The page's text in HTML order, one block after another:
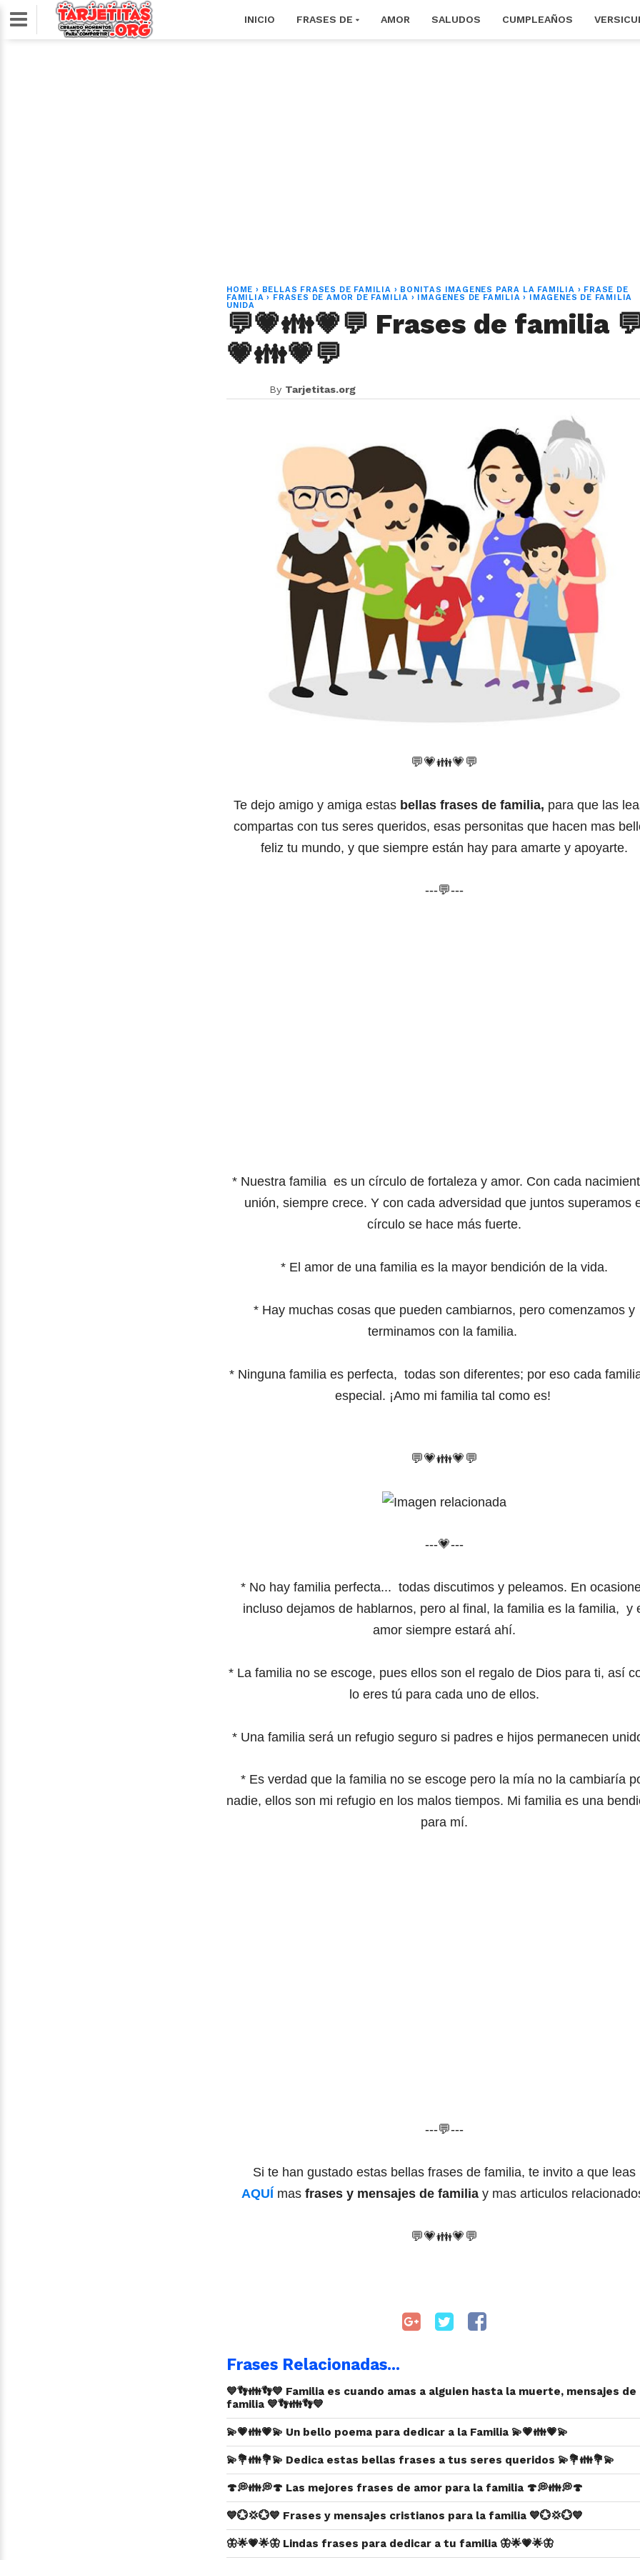
INICIO FRASES DE AMOR SALUDOS CUMPLEAÑOS
HOME › BELLAS FRASES DE FAMILIA › BONITAS IMAGENES PARA LA FAMILIA › FRASE DE
FAMILIA › FRASES DE AMOR DE FAMILIA › IMAGENES DE FAMILIA ›
IMAGENES DE FAMILIA
UNIDA
💬💗👪💗💬 Frases de familia
💗👪💗💬
By Tarjetitas.org
💬💗👪💗 💬
Te dejo amigo y amiga estas bellas frases de familia, para que las
compartas con tus seres queridos, esas personitas que hacen mas
feliz tu mundo, y que siempre están hay para amarte y apoyarte.
---💬---
* Nuestra familia es un círculo de fortaleza y amor. Con cada
unión, siempre crece. Y con cada adversidad que juntos superamos
círculo se hace más fuerte.
* El amor de una familia es la mayor bendición de la vida.
* Hay muchas cosas que pueden cambiarnos, pero comenzamos y
terminamos con la familia.
* Ninguna familia es perfecta, todas son diferentes; por eso cada
especial. ¡Amo mi familia tal como es!
💬💗👪💗 💬
---💗---
* No hay familia perfecta... todas discutimos y peleamos. En
incluso dejamos de hablarnos, pero al final, la familia es la familia, y
amor siempre estará ahí.
* La familia no se escoge, pues ellos son el regalo de Dios para ti, así
lo eres tú para cada uno de ellos.
* Una familia será un refugio seguro si padres e hijos permanecen
* Es verdad que la familia no se escoge pero la mía no la cambiaría
nadie, ellos son mi refugio en los malos tiempos. Mi familia es una
para mí.
---💬---
Si te han gustado estas bellas frases de familia, te invito a que leas
AQUÍ mas frases y mensajes de familia y mas articulos
💬💗👪💗 💬
Frases Relacionadas...
💙👣👪👣💙 Familia es cuando amas a alguien hasta la muerte, mensajes de
familia 💙👣👪👣💙
💫💗👪💗💫 Un bello poema para dedicar a la Familia 💫💗👪💗💫
💫💐👪💐💫 Dedica estas bellas frases a tus seres queridos 💫💐👪💐💫
🍄💭👪💭🍄 Las mejores frases de amor para la familia 🍄💭👪💭🍄
💙💮💢💮💙 Frases y mensajes cristianos para la familia 💙💮💢💮💙
🦋🌟💗🌟🦋 Lindas frases para dedicar a tu familia 🦋🌟💗🌟🦋